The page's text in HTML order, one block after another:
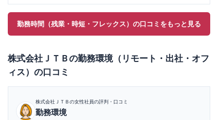
勤務時間（残業・時短・フレックス）の口コミをもっと見る
株式会社ＪＴＢの勤務環境（リモート・出社・オフ
ィス） の口コミ
株式会社ＪＴＢの女性社員の評判・口コミ
勤務環境